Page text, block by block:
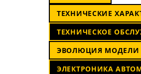
ТЕХНИЧЕСКИЕ
ТЕХНИЧЕСКОЕ
ЭВОЛЮЦИЯ МОДЕЛИ
ЭЛЕКТРОНИКА